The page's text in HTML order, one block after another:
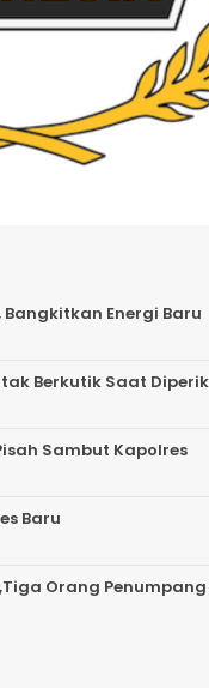
Energi Baru
Berkutik Saat
Sambut Kapolres
Baru
Orang